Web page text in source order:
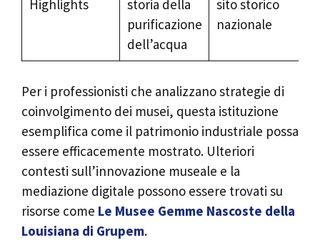
Highlights
storia della
purificazione
dell’acqua
sito storico
nazionale
Per i professionisti che analizzano strategie di
coinvolgimento dei musei, questa istituzione
esemplifica come il patrimonio industriale possa
essere efficacemente mostrato. Ulteriori
contesti sull’innovazione museale e la
mediazione digitale possono essere trovati su
risorse come Le Musee Gemme Nascoste della
Louisiana di Grupem.